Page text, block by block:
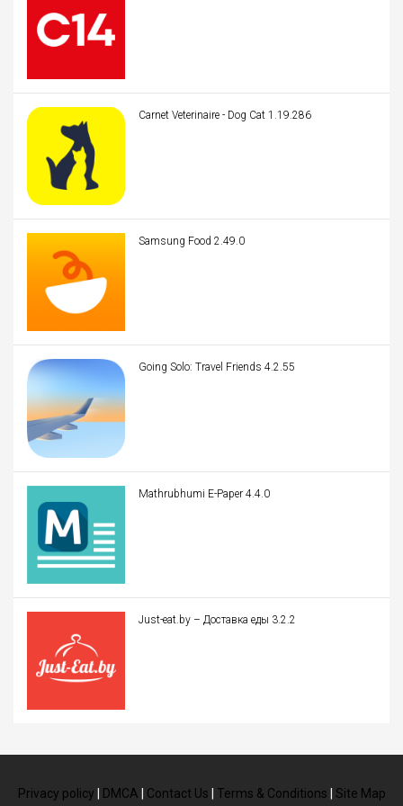
Carnet Veterinaire - Dog Cat 1.19.286
Samsung Food 2.49.0
Going Solo: Travel Friends 4.2.55
Mathrubhumi E-Paper 4.4.0
Just-eat.by – Доставка еды 3.2.2
Privacy policy DMCA Contact Us Terms & Conditions
Site Map